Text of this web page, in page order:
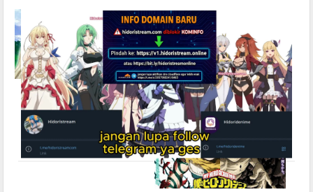
BATCH Botsuraku Yotei no
Kizoku dakedo Hima Datta
kara Mahou wo
Kiwametemita Subtitle
Black Torch Subtitle
Indonesia